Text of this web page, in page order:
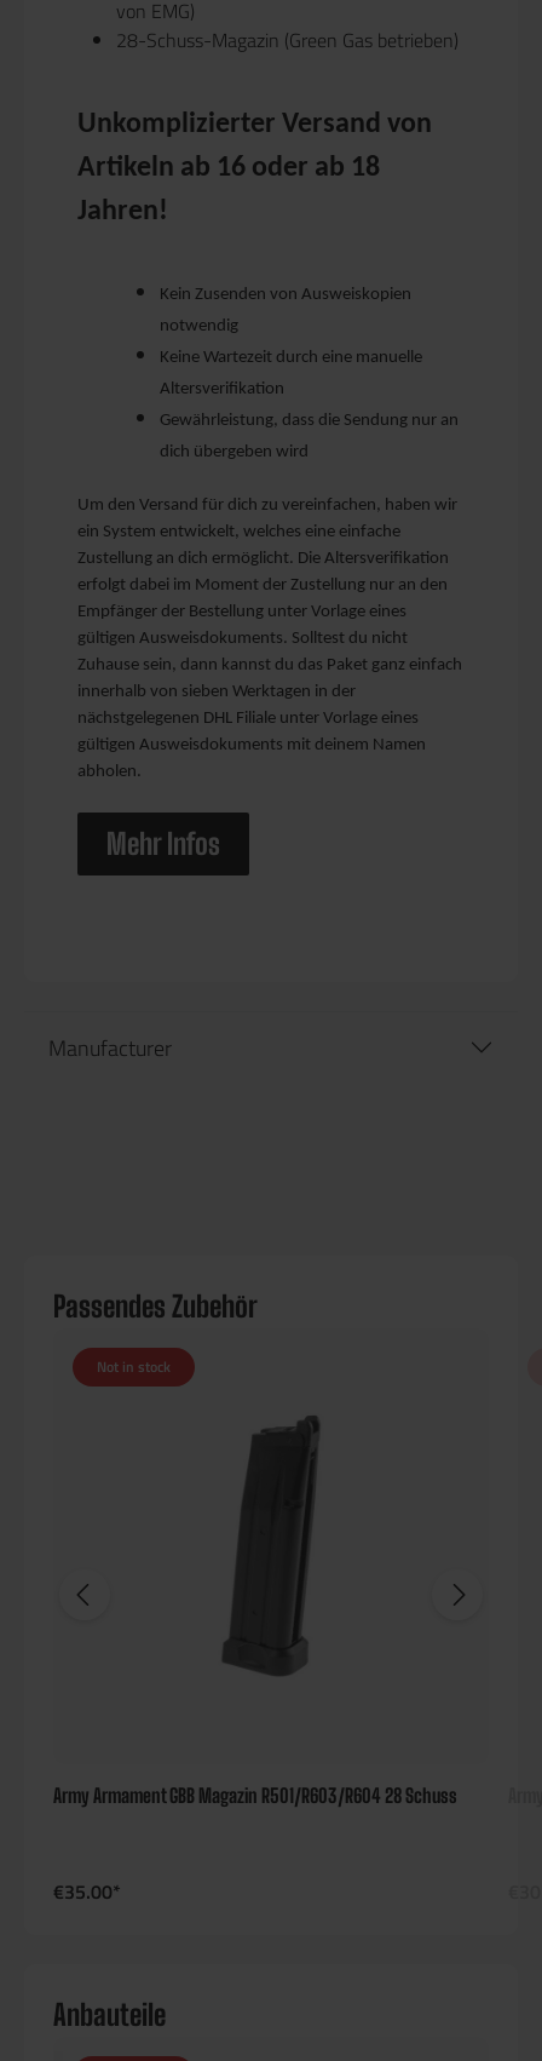
von EMG)
28-Schuss-Magazin (Green Gas betrieben)
Unkomplizierter Versand von
Artikeln ab 16 oder ab 18
Jahren!
Kein Zusenden von Ausweiskopien
notwendig
Keine Wartezeit durch eine manuelle
Altersverifikation
Gewährleistung, dass die Sendung nur an
dich übergeben wird
Um den Versand für dich zu vereinfachen, haben wir
ein System entwickelt, welches eine einfache
Zustellung an dich ermöglicht. Die Altersverifikation
erfolgt dabei im Moment der Zustellung nur an den
Empfänger der Bestellung unter Vorlage eines
gültigen Ausweisdokuments. Solltest du nicht
Zuhause sein, dann kannst du das Paket ganz einfach
innerhalb von sieben Werktagen in der
nächstgelegenen DHL Filiale unter Vorlage eines
gültigen Ausweisdokuments mit deinem Namen
abholen.
Mehr Infos
Manufacturer
Passendes Zubehör
Not in stock
Army Armament GBB Magazin R501/R603/R604 28 Schuss
€35.00*
Anbauteile